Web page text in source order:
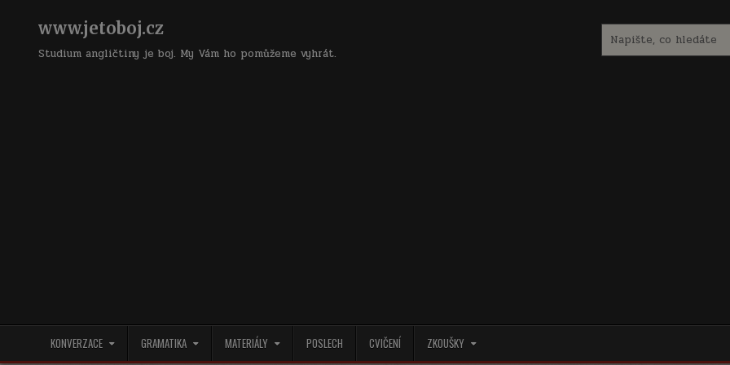
www.jetoboj.cz
Studium angličtiny je boj. My Vám ho pomůžeme vyhrát.
for:
KONVERZACE GRAMATIKA MATERIÁLY POSLECH CVIČENÍ ZKOUŠKY